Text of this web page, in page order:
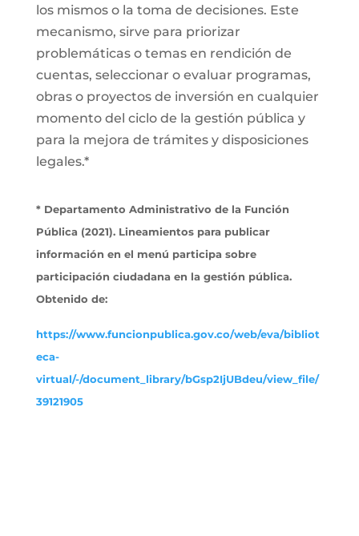
los mismos o la toma de decisiones. Este
mecanismo, sirve para priorizar
problemáticas o temas en rendición de
cuentas, seleccionar o evaluar programas,
obras o proyectos de inversión en cualquier
momento del ciclo de la gestión pública y
para la mejora de trámites y disposiciones
legales.*
* Departamento Administrativo de la Función
Pública (2021). Lineamientos para publicar
información en el menú participa sobre
participación ciudadana en la gestión pública.
Obtenido de:
https://www.funcionpublica.gov.co/web/eva/bibliot
eca-
virtual/-/document_library/bGsp2IjUBdeu/view_file/
39121905